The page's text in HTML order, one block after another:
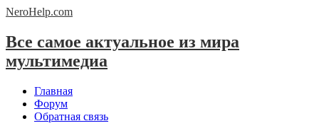
NeroHelp.com
Все самое актуальное из мира
мультимедиа
Главная
Форум
Обратная связь